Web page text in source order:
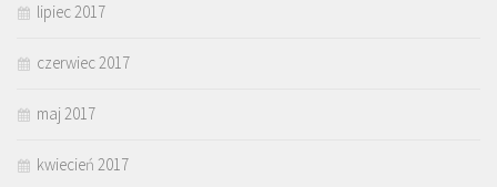
lipiec 2017
czerwiec 2017
maj 2017
kwiecień 2017